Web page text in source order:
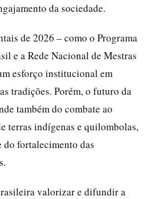
da sociedade.
de 2026 – como o Programa
e a Rede Nacional de Mestras
esforço institucional em
tradições. Porém, o futuro da
também do combate ao
terras indígenas e quilombolas,
do fortalecimento das
valorizar e difundir a